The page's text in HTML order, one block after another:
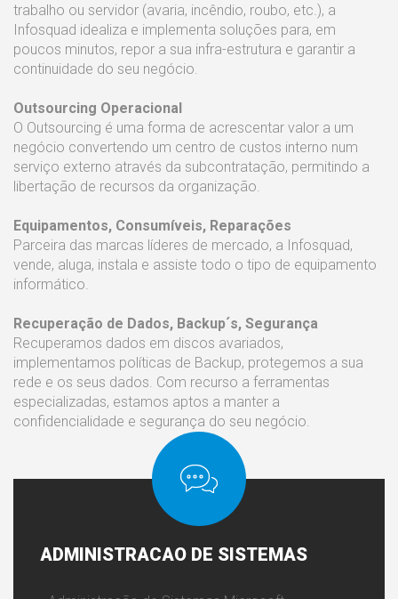
trabalho ou servidor (avaria, incêndio, roubo, etc.), a
Infosquad idealiza e implementa soluções para, em
poucos minutos, repor a sua infra-estrutura e garantir a
continuidade do seu negócio.
Outsourcing Operacional
O Outsourcing é uma forma de acrescentar valor a um
negócio convertendo um centro de custos interno num
serviço externo através da subcontratação, permitindo a
libertação de recursos da organização.
Equipamentos, Consumíveis, Reparações
Parceira das marcas líderes de mercado, a Infosquad,
vende, aluga, instala e assiste todo o tipo de equipamento
informático.
Recuperação de Dados, Backup´s, Segurança
Recuperamos dados em discos avariados,
implementamos políticas de Backup, protegemos a sua
rede e os seus dados. Com recurso a ferramentas
especializadas, estamos aptos a manter a
confidencialidade e segurança do seu negócio.
ADMINISTRACAO DE SISTEMAS